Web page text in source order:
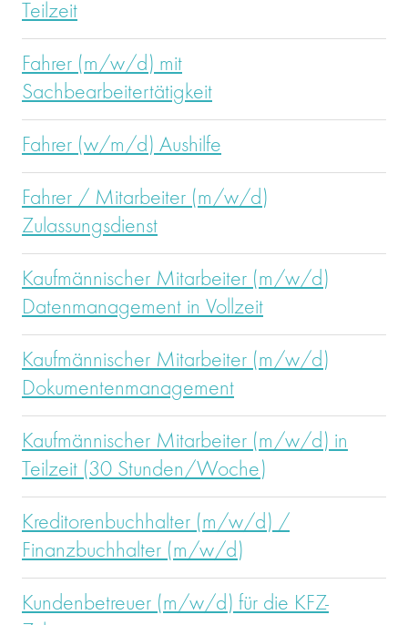
Teilzeit
Fahrer (m/w/d) mit
Sachbearbeitertätigkeit
Fahrer (w/m/d) Aushilfe
Fahrer / Mitarbeiter (m/w/d)
Zulassungsdienst
Kaufmännischer Mitarbeiter (m/w/d)
Datenmanagement in Vollzeit
Kaufmännischer Mitarbeiter (m/w/d)
Dokumentenmanagement
Kaufmännischer Mitarbeiter (m/w/d) in
Teilzeit (30 Stunden/Woche)
Kreditorenbuchhalter (m/w/d) /
Finanzbuchhalter (m/w/d)
Kundenbetreuer (m/w/d) für die KFZ-